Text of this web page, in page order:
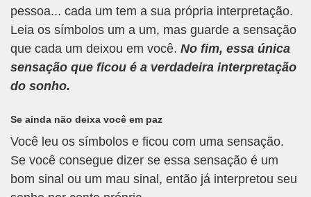
pessoa... cada um tem a sua própria interpretação.
Leia os símbolos um a um, mas guarde a sensação
que cada um deixou em você. No fim, essa única
sensação que ficou é a verdadeira interpretação
do sonho.
Se ainda não deixa você em paz
Você leu os símbolos e ficou com uma sensação.
Se você consegue dizer se essa sensação é um
bom sinal ou um mau sinal, então já interpretou seu